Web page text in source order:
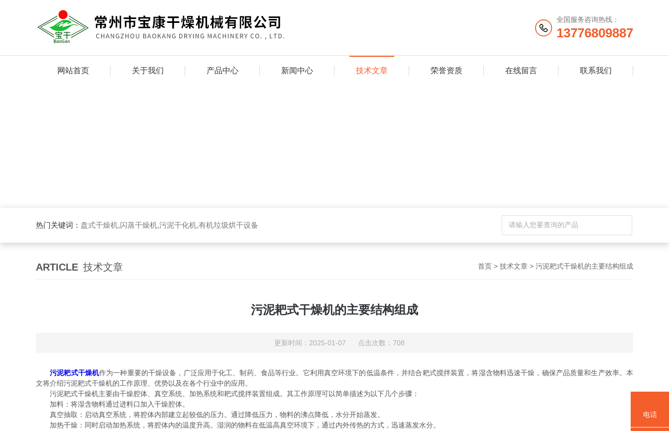
全国服务咨询热线：
13776809887
网站首页 关于我们 产品中心 新闻中心 技术文章 荣誉资质 在线留言 联系我们
热门关键词： 盘式干燥机,闪蒸干燥机,污泥干化机,有机垃圾烘干设备
ARTICLE 技术文章 首页 > 技术文章 > 污泥耙式干燥机的主要结构组成
污泥耙式干燥机的主要结构组成
更新时间：2025-01-07 点击次数：708
污泥耙式干燥机作为一种重要的干燥设备，广泛应用于化工、制药、食品等行业。它利用真空环境下的低温条件，并结合耙式搅拌装置，将湿含物料迅速干燥，确保产品质量和生产效率。本
文将介绍污泥耙式干燥机的工作原理、优势以及在各个行业中的应用。
污泥耙式干燥机主要由干燥腔体、真空系统、加热系统和耙式搅拌装置组成。其工作原理可以简单描述为以下几个步骤：
加料：将湿含物料通过进料口加入干燥腔体。
真空抽取：启动真空系统，将腔体内部建立起较低的压力。通过降低压力，物料的沸点降低，水分开始蒸发。
加热干燥：同时启动加热系统，将腔体内的温度升高。湿润的物料在低温高真空环境下，通过内外传热的方式，迅速蒸发水分。
电话